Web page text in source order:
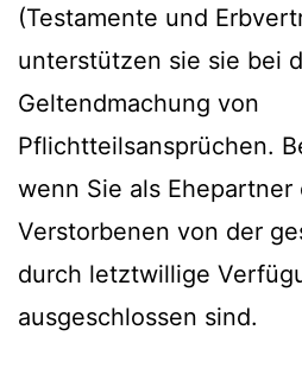
(Testamente und
unterstützen sie sie bei
Geltendmachung von
Pflichtteilsansprüchen.
wenn Sie als
Verstorbenen von der
durch letztwillige
ausgeschlossen sind.